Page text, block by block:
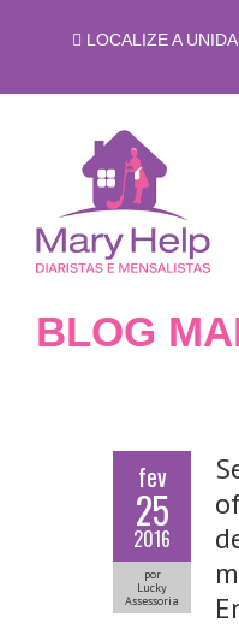
LOCALIZE A
BLOG
fev
25
2016
por
Lucky
Assessoria